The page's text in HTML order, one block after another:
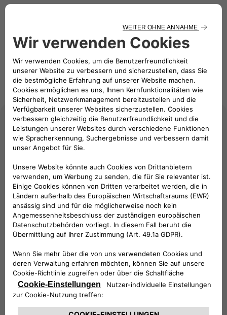
Was sind V2H-
Technologien?
Wie
sie?
Wichtigste
Vorteile
Unsere
Vision für
V2B-
Lösungen
Was sind V2H- und V2B-
Technologien?
Vehicle-to-Home (V2H)undVehicle-to-
Building (V2B) sind Untergruppen der
umfassenderen Vehicle-to-Everything (V2X)-
Technologie, die sich auf die Nutzung von
Elektrofahrzeugen (EVs) als mobile
Energiequellen für Häuser bzw. Gebäude
konzentrieren. Diese Technologien nutzen das
Konzept des bidirektionalen Ladens, um den
Energietransfer von der EV-Batterie zurück in
ein Haus oder Gebäude zu erleichtern und so